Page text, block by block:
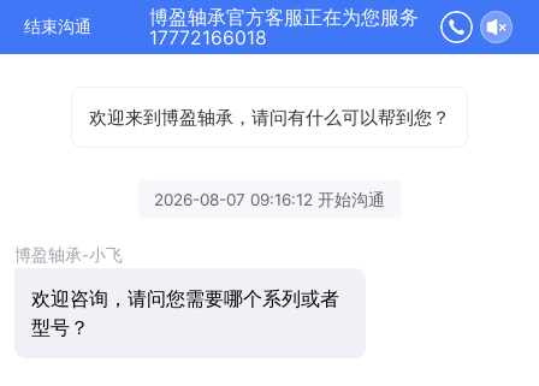
结束沟通
博盈轴承官方客服正在为您服务
17772166018
欢迎来到博盈轴承，请问有什么可以帮到您？
2026-08-07 09:16:12 开始沟通
博盈轴承-小飞
欢迎咨询，请问您需要哪个系列或者
型号？